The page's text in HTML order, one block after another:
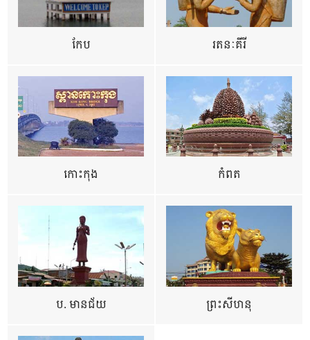
កែប រតនៈគីរី
កោះកុង កំពត
ប. មានជ័យ ព្រះសីហនុ